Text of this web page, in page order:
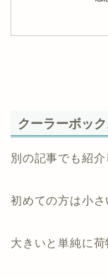
クーラーボッ
別の記事でも紹
初めての方は小さ
大きいと単純に